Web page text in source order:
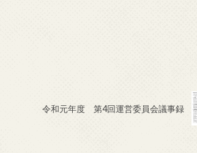
令和元年度 第4回運営委員会議事録